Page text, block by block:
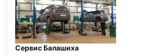
Сервис Балашиха